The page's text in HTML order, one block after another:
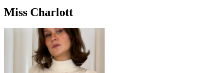
Miss Charlott